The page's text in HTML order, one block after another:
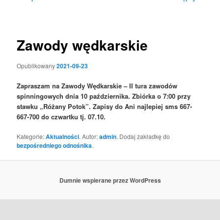
Zawody wędkarskie
Opublikowany2021-09-23
Zapraszam na Zawody Wędkarskie – II tura zawodów
spinningowych dnia 10 października. Zbiórka o 7:00 przy
stawku „Różany Potok”. Zapisy do Ani najlepiej sms 667-
667-700 do czwartku tj. 07.10.
Kategorie:Aktualności. Autor:admin. Dodaj zakładkę do
bezpośredniego odnośnika.
Dumnie wspierane przez WordPress